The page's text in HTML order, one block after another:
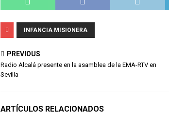
INFANCIA MISIONERA
PREVIOUS
Radio Alcalá presente en la asamblea de la EMA-RTV en
Sevilla
ARTÍCULOS RELACIONADOS